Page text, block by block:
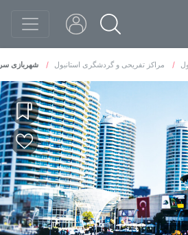
مراکز تفریحی و گردشگری استانبول شهربازی